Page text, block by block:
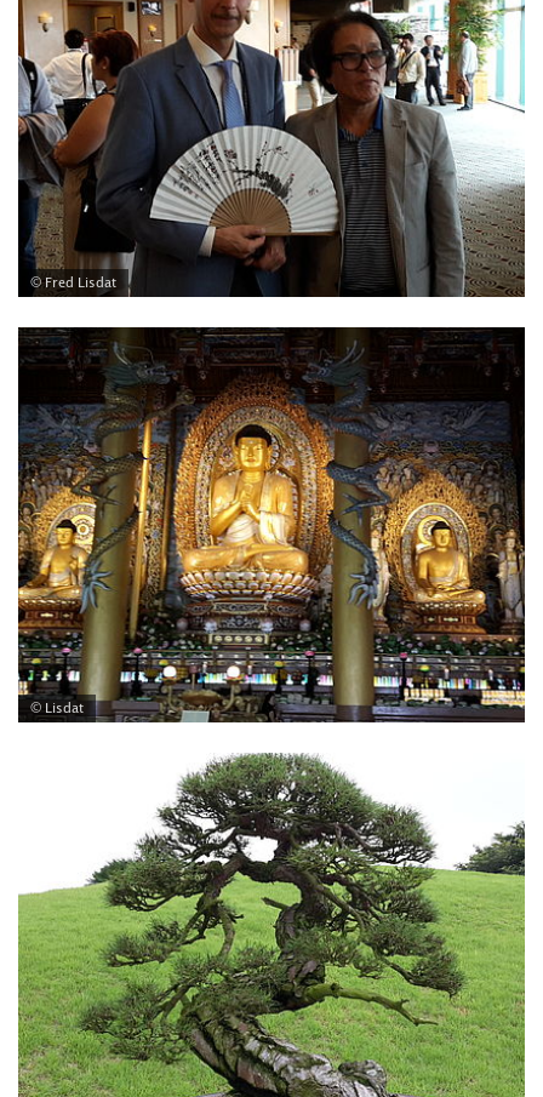
© Fred Lisdat
© Lisdat